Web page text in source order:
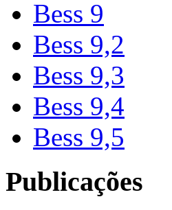
Bess 9
Bess 9,2
Bess 9,3
Bess 9,4
Bess 9,5
Publicações